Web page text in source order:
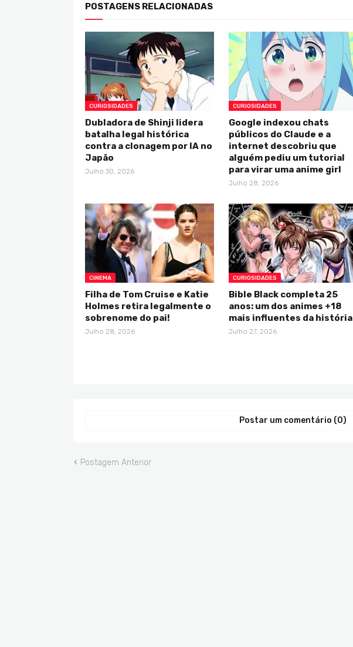
POSTAGENS RELACIONADAS
CURIOSIDADES
Dubladora de Shinji lidera
batalha legal histórica
contra a clonagem por IA no
Japão
Julho 30, 2026
CURIOSIDADES
Google indexou chats
públicos do Claude e a
internet descobriu que
alguém pediu um tutorial
para virar uma anime girl
Julho 28, 2026
CINEMA
Filha de Tom Cruise e Katie
Holmes retira legalmente o
sobrenome do pai!
Julho 28, 2026
CURIOSIDADES
Bible Black completa 25
anos: um dos animes +18
mais influentes da história
Julho 27, 2026
Postar um comentário (0)
Postagem Anterior